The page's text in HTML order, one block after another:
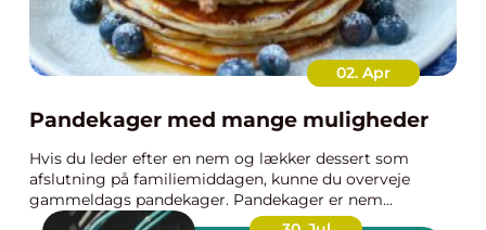
02. Apr
Pandekager med mange muligheder
Hvis du leder efter en nem og lækker dessert som
afslutning på familiemiddagen, kunne du overveje
gammeldags pandekager. Pandekager er nem...